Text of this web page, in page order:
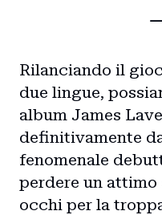
Rilanciando il
due lingue,
album James
definitivamente
fenomenale
perdere un
occhi per la